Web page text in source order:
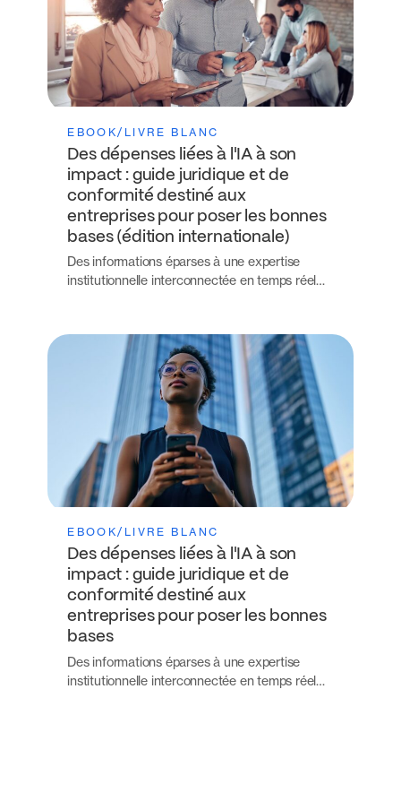
EBOOK/LIVRE BLANC
Des dépenses liées à l'IA à son
impact : guide juridique et de
conformité destiné aux
entreprises pour poser les bonnes
bases (édition internationale)
Des informations éparses à une expertise
institutionnelle interconnectée en temps réel…
EBOOK/LIVRE BLANC
Des dépenses liées à l'IA à son
impact : guide juridique et de
conformité destiné aux
entreprises pour poser les bonnes
bases
Des informations éparses à une expertise
institutionnelle interconnectée en temps réel…